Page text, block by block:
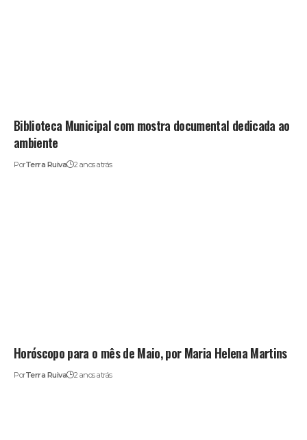
Biblioteca Municipal com mostra documental dedicada ao
ambiente
PorTerra Ruiva 2 anos atrás
Horóscopo para o mês de Maio, por Maria Helena Martins
PorTerra Ruiva 2 anos atrás